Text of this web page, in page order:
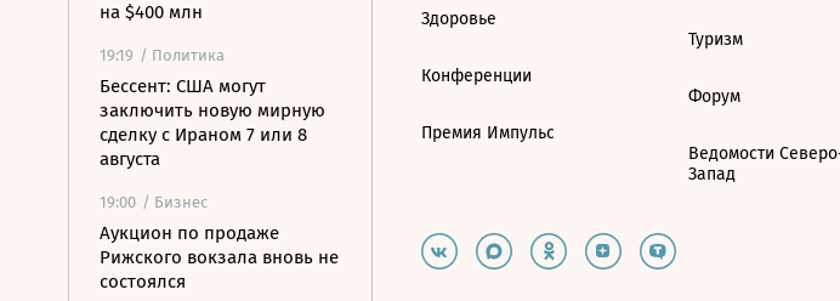
на $400 млн
19:19 / Политика
Бессент: США могут
заключить новую мирную
сделку с Ираном 7 или 8
августа
19:00 / Бизнес
Аукцион по продаже
Рижского вокзала вновь не
состоялся
Здоровье
Конференции
Премия Импульс
Туризм
Форум
Ведомости
Запад